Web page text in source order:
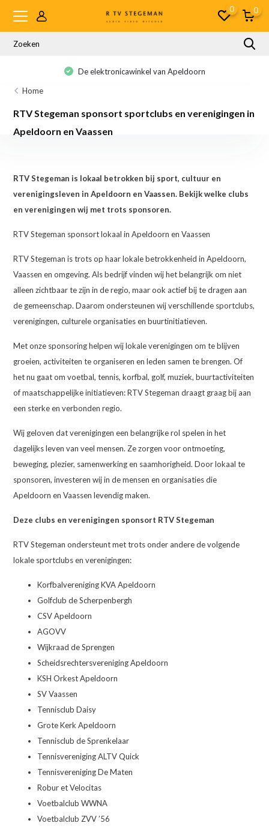
0 0
Altijd advies op maat
Home
RTV Stegeman sponsort sportclubs en verenigingen in
Apeldoorn en Vaassen
RTV Stegeman is lokaal betrokken bij sport, cultuur en
verenigingsleven in Apeldoorn en Vaassen. Bekijk welke clubs
en verenigingen wij met trots sponsoren.
RTV Stegeman sponsort lokaal in Apeldoorn en Vaassen
RTV Stegeman is trots op haar lokale betrokkenheid in Apeldoorn,
Vaassen en omgeving. Als bedrijf vinden wij het belangrijk om niet
alleen zichtbaar te zijn in de regio, maar ook actief bij te dragen aan
de gemeenschap. Daarom ondersteunen wij verschillende sportclubs,
verenigingen, culturele organisaties en buurtinitiatieven.
Met onze sponsoring helpen wij lokale verenigingen om te blijven
groeien, activiteiten te organiseren en leden samen te brengen. Of
het nu gaat om voetbal, tennis, korfbal, golf, muziek, buurtactiviteiten
of maatschappelijke initiatieven: RTV Stegeman draagt graag bij aan
een sterke en verbonden regio.
Wij geloven dat verenigingen een belangrijke rol spelen in het
dagelijks leven van veel mensen. Ze zorgen voor ontmoeting,
beweging, plezier, samenwerking en saamhorigheid. Door lokaal te
sponsoren, investeren wij in de mensen en organisaties die
Apeldoorn en Vaassen levendig maken.
Deze clubs en verenigingen sponsort RTV Stegeman
RTV Stegeman ondersteunt met trots onder andere de volgende
lokale sportclubs en verenigingen:
Korfbalvereniging KVA Apeldoorn
Golfclub de Scherpenbergh
CSV Apeldoorn
AGOVV
Wijkraad de Sprengen
Scheidsrechtersvereniging Apeldoorn
KSH Orkest Apeldoorn
SV Vaassen
Tennisclub Daisy
Grote Kerk Apeldoorn
Tennisclub de Sprenkelaar
Tennisvereniging ALTV Quick
Tennisvereniging De Maten
Robur et Velocitas
Voetbalclub WWNA
Voetbalclub ZVV ’56